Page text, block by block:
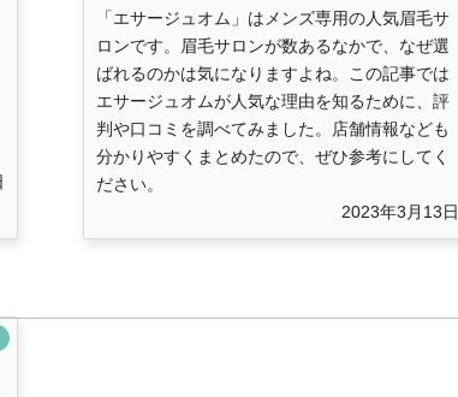
「エサージュオム」はメンズ専用の人気眉毛サ
ロンです。眉毛サロンが数あるなかで、なぜ選
ばれるのかは気になりますよね。この記事では
エサージュオムが人気な理由を知るために、評
判や口コミを調べてみました。店舗情報なども
分かりやすくまとめたので、ぜひ参考にしてく
ださい。
2023年3月13日